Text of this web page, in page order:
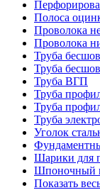
Полоса
Проволока
Проволока
Труба
Труба
Труба ВГП
Труба
Труба
Труба
Уголок
Шарики для
Шпоночный
Показать